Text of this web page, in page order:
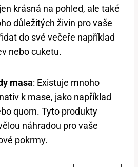
krásná na pohled, ale také
důležitých živin pro vaše
do své večeře například
nebo cuketu.
masa: Existuje mnoho
k mase, jako například
quorn. Tyto produkty
náhradou pro vaše
pokrmy.